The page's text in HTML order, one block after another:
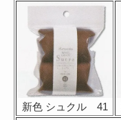
新色 シュクル 41